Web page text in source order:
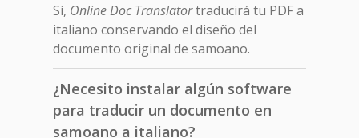
Sí, Online Doc Translatortraducirá tu PDF a
italiano conservando el diseño del
documento original de samoano.
¿Necesito instalar algún software
para traducir un documento en
samoano a italiano?